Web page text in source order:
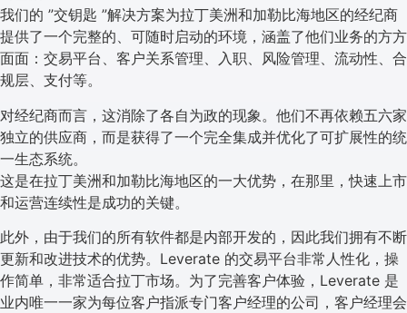
我们的 ”交钥匙 ”解决方案为拉丁美洲和加勒比海地区的经纪商
提供了一个完整的、可随时启动的环境，涵盖了他们业务的方方
面面：交易平台、客户关系管理、入职、风险管理、流动性、合
规层、支付等。
对经纪商而言，这消除了各自为政的现象。他们不再依赖五六家
独立的供应商，而是获得了一个完全集成并优化了可扩展性的统
一生态系统。
这是在拉丁美洲和加勒比海地区的一大优势，在那里，快速上市
和运营连续性是成功的关键。
此外，由于我们的所有软件都是内部开发的，因此我们拥有不断
更新和改进技术的优势。Leverate 的交易平台非常人性化，操
作简单，非常适合拉丁市场。为了完善客户体验，Leverate 是
业内唯一一家为每位客户指派专门客户经理的公司，客户经理会